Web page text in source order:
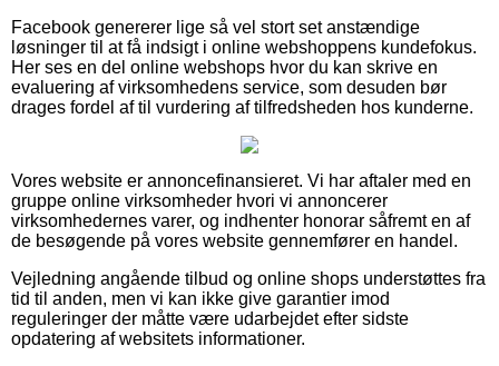
Facebook genererer lige så vel stort set anstændige
løsninger til at få indsigt i online webshoppens kundefokus.
Her ses en del online webshops hvor du kan skrive en
evaluering af virksomhedens service, som desuden bør
drages fordel af til vurdering af tilfredsheden hos kunderne.
Vores website er annoncefinansieret. Vi har aftaler med en
gruppe online virksomheder hvori vi annoncerer
virksomhedernes varer, og indhenter honorar såfremt en af
de besøgende på vores website gennemfører en handel.
Vejledning angående tilbud og online shops understøttes fra
tid til anden, men vi kan ikke give garantier imod
reguleringer der måtte være udarbejdet efter sidste
opdatering af websitets informationer.